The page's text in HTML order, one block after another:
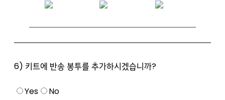
6) 키트에 반송 봉투를 추가하시겠습니까?
Yes No